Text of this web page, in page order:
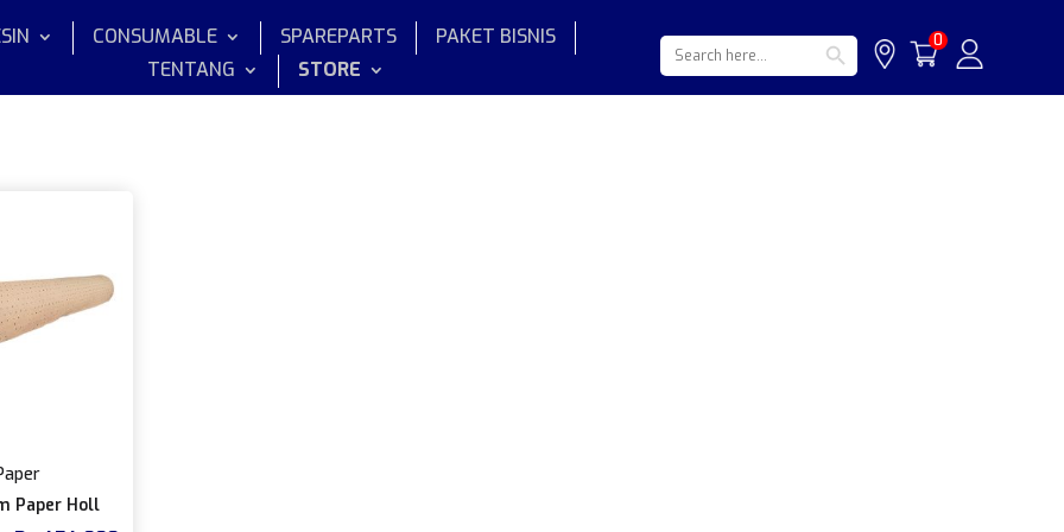
CONSUMABLE SPAREPARTS
PAKET BISNIS
TENTANG
STORE
0
Search
for:
Search Button
Paper Holl